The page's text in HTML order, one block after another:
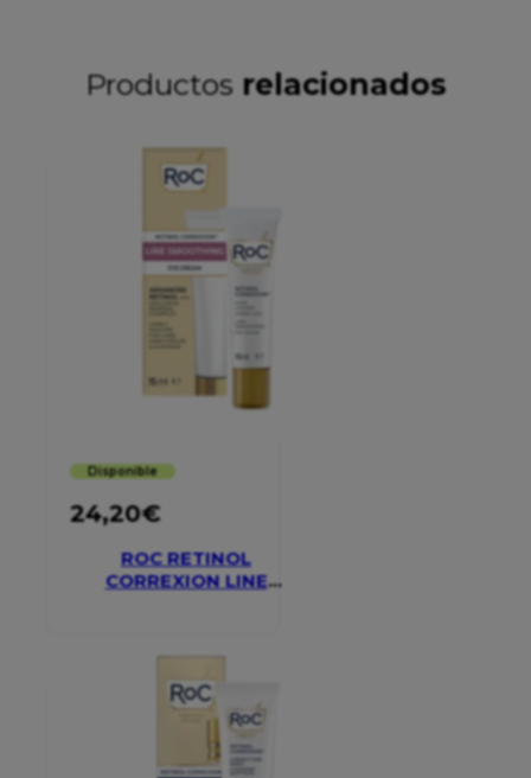
Productos relacionados
Disponible
24,20€
ROC RETINOL
CORREXION LINE